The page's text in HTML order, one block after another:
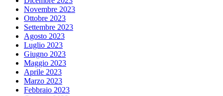
Novembre 2023
Ottobre 2023
Settembre 2023
Agosto 2023
Luglio 2023
Giugno 2023
Maggio 2023
Aprile 2023
Marzo 2023
Febbraio 2023